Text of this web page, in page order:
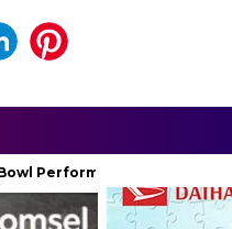
New Albums, Rising